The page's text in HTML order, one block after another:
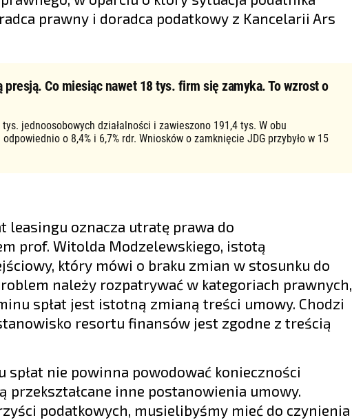
prawny i doradca podatkowy z Kancelarii Ars
presją. Co miesiąc nawet 18 tys. firm się zamyka. To wzrost o
jednoosobowych działalności i zawieszono 191,4 tys. W obu
o 8,4% i 6,7% rdr. Wniosków o zamknięcie JDG przybyło w 15
leasingu oznacza utratę prawa do
prof. Witolda Modzelewskiego, istotą
który mówi o braku zmian w stosunku do
należy rozpatrywać w kategoriach prawnych,
spłat jest istotną zmianą treści umowy. Chodzi
resortu finansów jest zgodne z treścią
nie powinna powodować konieczności
przekształcane inne postanowienia umowy.
podatkowych, musielibyśmy mieć do czynienia